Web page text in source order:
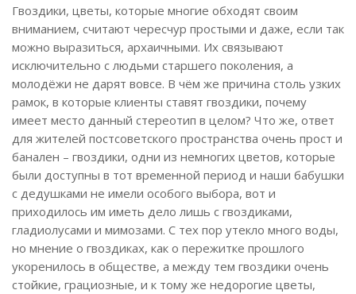
Гвоздики, цветы, которые многие обходят своим
вниманием, считают чересчур простыми и даже, если так
можно выразиться, архаичными. Их связывают
исключительно с людьми старшего поколения, а
молодёжи не дарят вовсе. В чём же причина столь узких
рамок, в которые клиенты ставят гвоздики, почему
имеет место данный стереотип в целом? Что же, ответ
для жителей постсоветского пространства очень прост и
банален – гвоздики, одни из немногих цветов, которые
были доступны в тот временной период и наши бабушки
с дедушками не имели особого выбора, вот и
приходилось им иметь дело лишь с гвоздиками,
гладиолусами и мимозами. С тех пор утекло много воды,
но мнение о гвоздиках, как о пережитке прошлого
укоренилось в обществе, а между тем гвоздики очень
стойкие, грациозные, и к тому же недорогие цветы,